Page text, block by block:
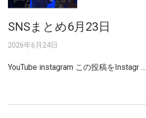
SNSまとめ6月23日
2026年6月24日
YouTube instagram この投稿をInstagr …